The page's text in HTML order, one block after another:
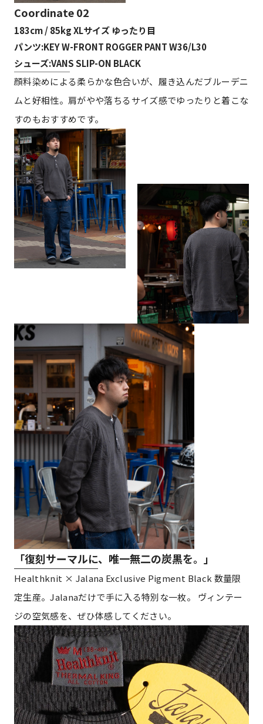
Coordinate 02
183cm / 85kg XLサイズ ゆったり目
パンツ:KEY W-FRONT ROGGER PANT W36/L30
シューズ:VANS SLIP-ON BLACK
顔料染めによる柔らかな色合いが、履き込んだブルーデニ
ムと好相性。肩がやや落ちるサイズ感でゆったりと着こな
すのもおすすめです。
「復刻サーマルに、唯一無二の炭黒を。」
Healthknit × Jalana Exclusive Pigment Black 数量限
定生産。Jalanaだけで手に入る特別な一枚。 ヴィンテー
ジの空気感を、ぜひ体感してください。